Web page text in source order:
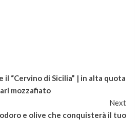
il “Cervino di Sicilia” | in alta quota
mozzafiato
Next
e olive che conquisterà il tuo